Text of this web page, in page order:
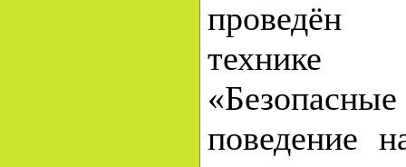
проведён
технике
поведение